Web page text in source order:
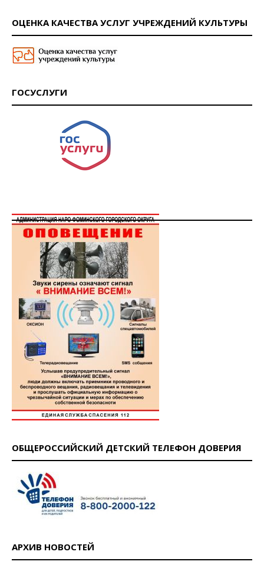
ОЦЕНКА КАЧЕСТВА УСЛУГ УЧРЕЖДЕНИЙ КУЛЬТУРЫ
ГОСУСЛУГИ
ОБЩЕРОССИЙСКИЙ ДЕТСКИЙ ТЕЛЕФОН ДОВЕРИЯ
АРХИВ НОВОСТЕЙ